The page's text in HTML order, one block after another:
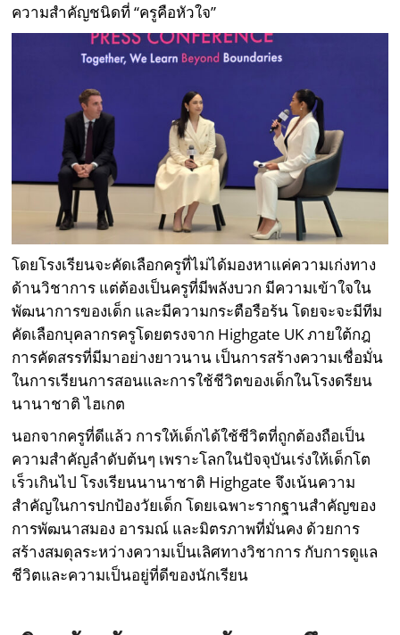
ความสำคัญชนิดที่ “ครูคือหัวใจ”
โดยโรงเรียนจะคัดเลือกครูที่ไม่ได้มองหาแค่ความเก่งทาง
ด้านวิชาการ แต่ต้องเป็นครูที่มีพลังบวก มีความเข้าใจใน
พัฒนาการของเด็ก และมีความกระตือรือร้น โดยจะจะมีทีม
คัดเลือกบุคลากรครูโดยตรงจาก Highgate UK ภายใต้กฎ
การคัดสรรที่มีมาอย่างยาวนาน เป็นการสร้างความเชื่อมั่น
ในการเรียนการสอนและการใช้ชีวิตของเด็กในโรงดรียน
นานาชาติ ไฮเกต
นอกจากครูที่ดีแล้ว การให้เด็กได้ใช้ชีวิตที่ถูกต้องถือเป็น
ความสำคัญลำดับต้นๆ เพราะโลกในปัจจุบันเร่งให้เด็กโต
เร็วเกินไป โรงเรียนนานาชาติ Highgate จึงเน้นความ
สำคัญในการปกป้องวัยเด็ก โดยเฉพาะรากฐานสำคัญของ
การพัฒนาสมอง อารมณ์ และมิตรภาพที่มั่นคง ด้วยการ
สร้างสมดุลระหว่างความเป็นเลิศทางวิชาการ กับการดูแล
ชีวิตและความเป็นอยู่ที่ดีของนักเรียน